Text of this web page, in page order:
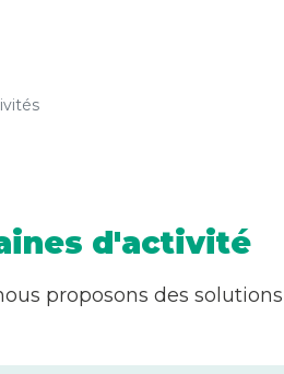
d'activité
proposons des